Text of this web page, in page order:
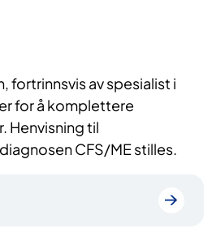
fortrinnsvis av spesialist i
for å komplettere
Henvisning til
CFS/ME stilles.